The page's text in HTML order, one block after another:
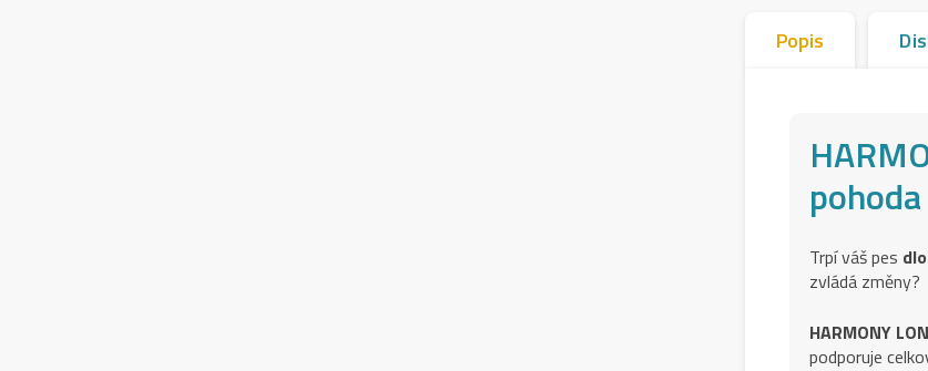
Popis
pohoda
Trpí váš pes
zvládá změny?
HARMONY
podporuje